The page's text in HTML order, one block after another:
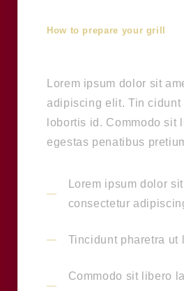
How to prepare your grill
Lorem ipsum dolor sit
adipiscing elit. Tin cidunt
lobortis id. Commodo sit
egestas penatibus
Lorem ipsum dolor
consectetur
Tincidunt pharetra ut
Commodo sit libero